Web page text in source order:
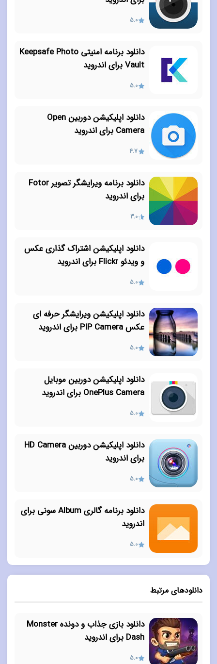
دانلودهای مرتبط
دانلود بازی جذاب و دونده Monster
Dash برای اندروید
5.0
5.0
دانلود برنامه امنیتی Keepsafe Photo
Vault برای اندروید
5.0
دانلود اپلیکیشن دوربین Open
Camera برای اندروید
4.7
دانلود برنامه ویرایشگر تصویر Fotor
برای اندروید
3.0
دانلود اپلیکیشن اشتراک گذاری عکس
و ویدئو Flickr برای اندروید
5.0
دانلود اپلیکیشن ویرایشگر حرفه ای
عکس PIP Camera برای اندروید
5.0
دانلود اپلیکیشن دوربین موبایل
OnePlus Camera برای اندروید
5.0
دانلود اپلیکیشن دوربین HD Camera
برای اندروید
5.0
دانلود برنامه گالری Album سونی برای
اندروید
5.0